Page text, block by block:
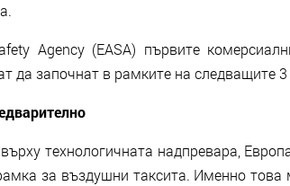
Agency (EASA) първите
да започнат в рамките на следващите 3
технологичната надпревара,
за въздушни таксита. Именно